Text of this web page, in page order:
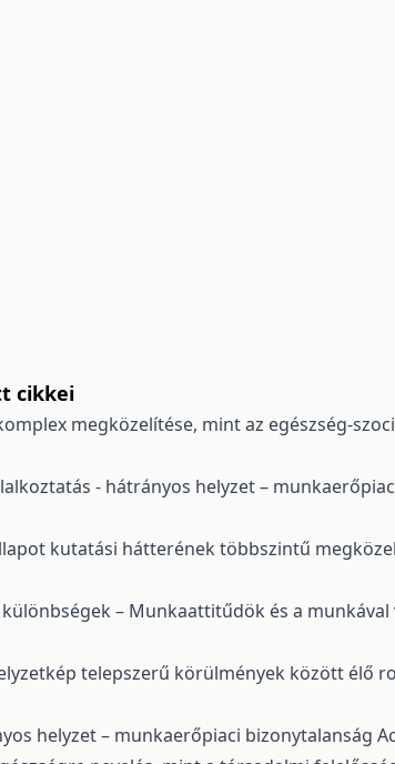
cikkei
megközelítése, mint az egészség-
- hátrányos helyzet –
kutatási hátterének többszintű
– Munkaattitűdök és a
telepszerű körülmények között élő
helyzet – munkaerőpiaci bizonytalanság